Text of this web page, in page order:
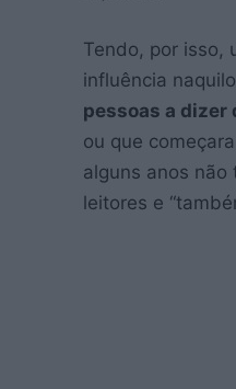
Tendo, por isso,
influência
pessoas a dizer
ou que
alguns anos não
leitores e